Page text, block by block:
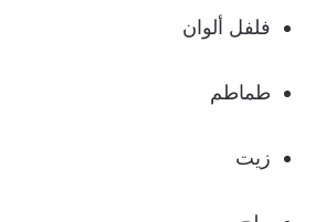
فلفل ألوان
طماطم
زيت